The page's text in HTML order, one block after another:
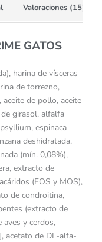
Valoraciones (15)
GATOS
harina de vísceras
de torrezno,
de pollo, aceite
girasol, alfalfa
espinaca
deshidratada,
(mín. 0,08%),
extracto de
(FOS y MOS),
de condroitina,
(extracto de
aves y cerdos,
acetato de DL-alfa-